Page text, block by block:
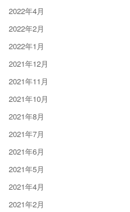
2022年4月
2022年2月
2022年1月
2021年12月
2021年11月
2021年10月
2021年8月
2021年7月
2021年6月
2021年5月
2021年4月
2021年2月